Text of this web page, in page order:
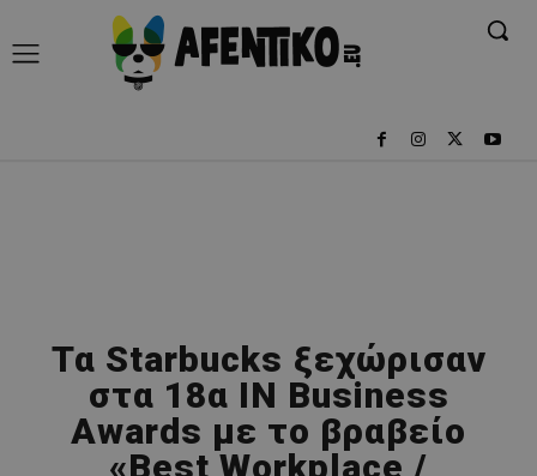
Τα Starbucks ξεχώρισαν
στα 18α IN Business
Awards με το βραβείο
«Best Workplace /